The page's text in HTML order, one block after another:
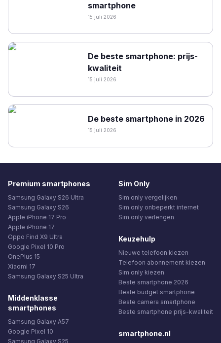
smartphone
15 juli 2026
De beste smartphone: prijs-
kwaliteit
15 juli 2026
De beste smartphone in 2026
15 juli 2026
Premium smartphones
Samsung Galaxy S26 Ultra
Samsung Galaxy S26
Apple iPhone 17 Pro
Apple iPhone 17
Oppo Find X9 Ultra
Google Pixel 10 Pro
OnePlus 15
Xiaomi 17
Samsung Galaxy S25 Ultra
Middenklasse
smartphones
Samsung Galaxy A57
Google Pixel 10
Samsung Galaxy S25
Sim Only
Sim only vergelijken
Sim only onbeperkt internet
Sim only verlengen
Keuzehulp
Nieuwe telefoon kiezen
Telefoon abonnement kiezen
Sim only kiezen
Beste smartphone 2026
Beste budget smartphone
Beste camera smartphone
Beste smartphone prijs-kwaliteit
smartphone.nl